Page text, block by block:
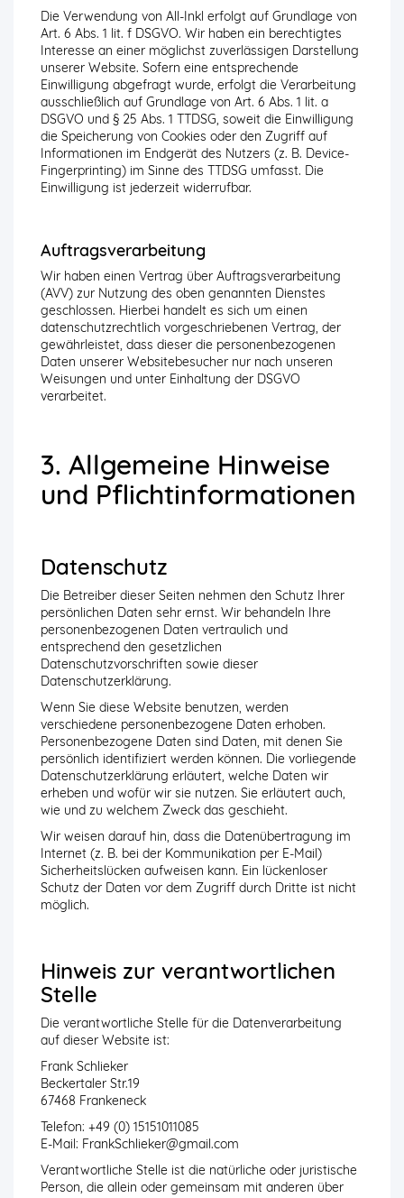
Die Verwendung von All-Inkl erfolgt auf Grundlage von
Art. 6 Abs. 1 lit. f DSGVO. Wir haben ein berechtigtes
Interesse an einer möglichst zuverlässigen Darstellung
unserer Website. Sofern eine entsprechende
Einwilligung abgefragt wurde, erfolgt die Verarbeitung
ausschließlich auf Grundlage von Art. 6 Abs. 1 lit. a
DSGVO und § 25 Abs. 1 TTDSG, soweit die Einwilligung
die Speicherung von Cookies oder den Zugriff auf
Informationen im Endgerät des Nutzers (z. B. Device-
Fingerprinting) im Sinne des TTDSG umfasst. Die
Einwilligung ist jederzeit widerrufbar.
Auftragsverarbeitung
Wir haben einen Vertrag über Auftragsverarbeitung
(AVV) zur Nutzung des oben genannten Dienstes
geschlossen. Hierbei handelt es sich um einen
datenschutzrechtlich vorgeschriebenen Vertrag, der
gewährleistet, dass dieser die personenbezogenen
Daten unserer Websitebesucher nur nach unseren
Weisungen und unter Einhaltung der DSGVO
verarbeitet.
3. Allgemeine Hinweise
und Pflicht­informationen
Datenschutz
Die Betreiber dieser Seiten nehmen den Schutz Ihrer
persönlichen Daten sehr ernst. Wir behandeln Ihre
personenbezogenen Daten vertraulich und
entsprechend den gesetzlichen
Datenschutzvorschriften sowie dieser
Datenschutzerklärung.
Wenn Sie diese Website benutzen, werden
verschiedene personenbezogene Daten erhoben.
Personenbezogene Daten sind Daten, mit denen Sie
persönlich identifiziert werden können. Die vorliegende
Datenschutzerklärung erläutert, welche Daten wir
erheben und wofür wir sie nutzen. Sie erläutert auch,
wie und zu welchem Zweck das geschieht.
Wir weisen darauf hin, dass die Datenübertragung im
Internet (z. B. bei der Kommunikation per E-Mail)
Sicherheitslücken aufweisen kann. Ein lückenloser
Schutz der Daten vor dem Zugriff durch Dritte ist nicht
möglich.
Hinweis zur verantwortlichen
Stelle
Die verantwortliche Stelle für die Datenverarbeitung
auf dieser Website ist:
Frank Schlieker
Beckertaler Str.19
67468 Frankeneck
Telefon: +49 (0) 15151011085
E-Mail: FrankSchlieker@gmail.com
Verantwortliche Stelle ist die natürliche oder juristische
Person, die allein oder gemeinsam mit anderen über